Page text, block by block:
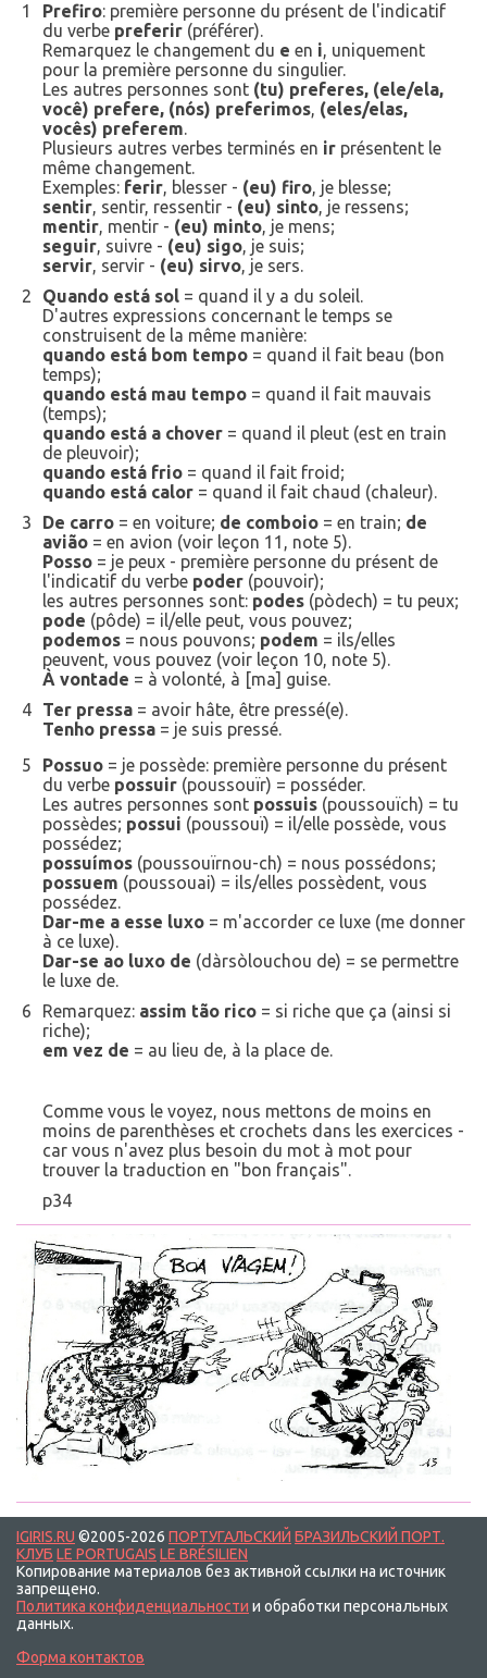
1 Prefiro: première personne du présent de l'indicatif
du verbe preferir (préférer).
Remarquez le changement du e en i, uniquement
pour la première personne du singulier.
Les autres personnes sont (tu) preferes, (ele/ela,
você) prefere, (nós) preferimos, (eles/elas,
vocês) preferem.
Plusieurs autres verbes terminés en ir présentent le
même changement.
Exemples: ferir, blesser - (eu) firo, je blesse;
sentir, sentir, ressentir - (eu) sinto, je ressens;
mentir, mentir - (eu) minto, je mens;
seguir, suivre - (eu) sigo, je suis;
servir, servir - (eu) sirvo, je sers.
2
Quando está sol = quand il y a du soleil.
D'autres expressions concernant le temps se
construisent de la même manière:
quando está bom tempo = quand il fait beau (bon
temps);
quando está mau tempo = quand il fait mauvais
(temps);
quando está a chover = quand il pleut (est en train
de pleuvoir);
quando está frio = quand il fait froid;
quando está calor = quand il fait chaud (chaleur).
3
De carro = en voiture; de comboio = en train; de
avião = en avion (voir leçon 11, note 5).
Posso = je peux - première personne du présent de
l'indicatif du verbe poder (pouvoir);
les autres personnes sont: podes (pòdech) = tu peux;
pode (pôde) = il/elle peut, vous pouvez;
podemos = nous pouvons; podem = ils/elles
peuvent, vous pouvez (voir leçon 10, note 5).
À vontade = à volonté, à [ma] guise.
4
Ter pressa = avoir hâte, être pressé(e).
Tenho pressa = je suis pressé.
5
Possuo = je possède: première personne du présent
du verbe possuir (poussouïr) = posséder.
Les autres personnes sont possuis (poussouïch) = tu
possèdes; possui (poussouï) = il/elle possède, vous
possédez;
possuímos (poussouïrnou-ch) = nous possédons;
possuem (poussouai) = ils/elles possèdent, vous
possédez.
Dar-me a esse luxo = m'accorder ce luxe (me donner
à ce luxe).
Dar-se ao luxo de (dàrsòlouchou de) = se permettre
le luxe de.
6
Remarquez: assim tão rico = si riche que ça (ainsi si
riche);
em vez de = au lieu de, à la place de.
Comme vous le voyez, nous mettons de moins en
moins de parenthèses et crochets dans les exercices -
car vous n'avez plus besoin du mot à mot pour
trouver la traduction en "bon français".
p34
IGIRIS.RU ©2005-2026 ПОРТУГАЛЬСКИЙ БРАЗИЛЬСКИЙ ПОРТ.
КЛУБ LE PORTUGAIS LE BRÉSILIEN
Копирование материалов без активной ссылки на источник
запрещено.
Политика конфиденциальности и обработки персональных
данных.
Форма контактов